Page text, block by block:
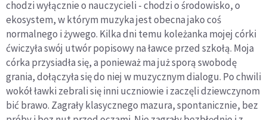
chodzi wyłącznie o nauczycieli - chodzi o środowisko, o
ekosystem, w którym muzyka jest obecna jako coś
normalnego i żywego. Kilka dni temu koleżanka mojej córki
ćwiczyła swój utwór popisowy na ławce przed szkołą. Moja
córka przysiadła się, a ponieważ ma już sporą swobodę
grania, dołączyła się do niej w muzycznym dialogu. Po chwili
wokół ławki zebrali się inni uczniowie i zaczęli dziewczynom
bić brawo. Zagrały klasycznego mazura, spontanicznie, bez